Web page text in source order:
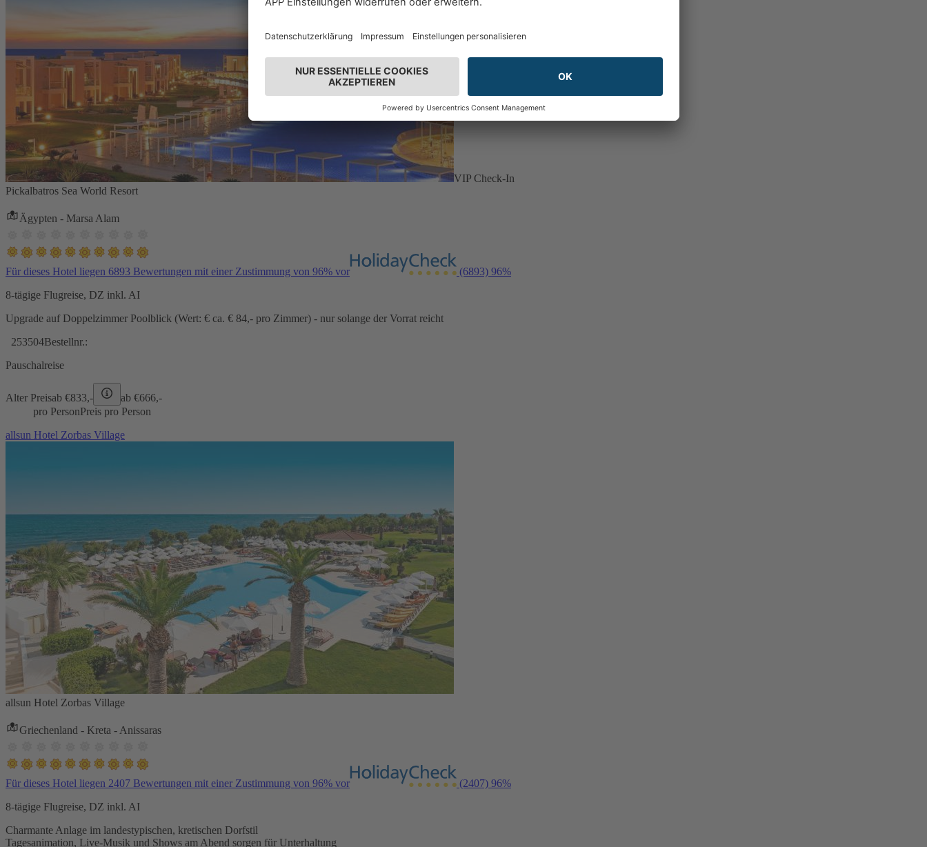
VIP Check-In
Pickalbatros Sea World Resort
Ägypten - Marsa Alam
Für dieses Hotel liegen 6893 Bewertungen mit einer Zustimmung von 96% vor (6893) 96%
8-tägige Flugreise, DZ inkl. AI
Upgrade auf Doppelzimmer Poolblick (Wert: € ca. € 84,- pro Zimmer) - nur solange der Vorrat reicht
253504Bestellnr.:
Pauschalreise
Alter Preisab €833,- ab €666,-
pro PersonPreis pro Person
allsun Hotel Zorbas Village
allsun Hotel Zorbas Village
Griechenland - Kreta - Anissaras
Für dieses Hotel liegen 2407 Bewertungen mit einer Zustimmung von 96% vor (2407) 96%
8-tägige Flugreise, DZ inkl. AI
Charmante Anlage im landestypischen, kretischen Dorfstil
Tagesanimation, Live-Musik und Shows am Abend sorgen für Unterhaltung